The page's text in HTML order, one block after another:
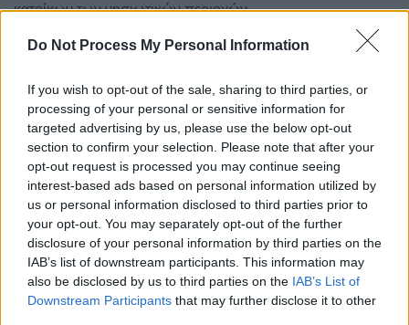
Do Not Process My Personal Information
If you wish to opt-out of the sale, sharing to third parties, or
processing of your personal or sensitive information for
targeted advertising by us, please use the below opt-out
section to confirm your selection. Please note that after your
opt-out request is processed you may continue seeing
interest-based ads based on personal information utilized by
us or personal information disclosed to third parties prior to
your opt-out. You may separately opt-out of the further
disclosure of your personal information by third parties on the
IAB’s list of downstream participants. This information may
also be disclosed by us to third parties on the IAB’s List of
Downstream Participants that may further disclose it to other
κατοίκων των νησιωτικών περιοχών.
Με το πρόγραμμα «Νέαρχος» χρηματοδοτούνται έργα
λιμενικές υποδομές, (β) υποδομές και δίκτυα διαχείρισης,
μεταφοράς και διανομής ύδατος ιδίως για τα μικρά,
απομακρυσμένα και άνυδρα νησιά, (γ) έργα διαχείρισης
ενέργειας και (δ) θαλάσσιες ενδομεταφορές που
συνδέονται με τη διασφάλιση ελάχιστης θαλάσσιας
συγκοινωνιακής εξυπηρέτησης του νησιωτικού χώρου.
ΠΡΩΤΟ ΘΕΜΑ